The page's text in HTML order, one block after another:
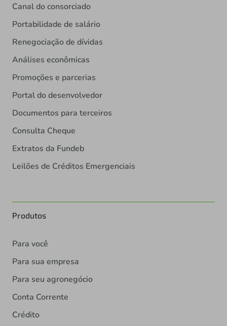
Canal do consorciado
Portabilidade de salário
Renegociação de dívidas
Análises econômicas
Promoções e parcerias
Portal do desenvolvedor
Documentos para terceiros
Consulta Cheque
Extratos da Fundeb
Leilões de Créditos Emergenciais
Produtos
Para você
Para sua empresa
Para seu agronegócio
Conta Corrente
Crédito